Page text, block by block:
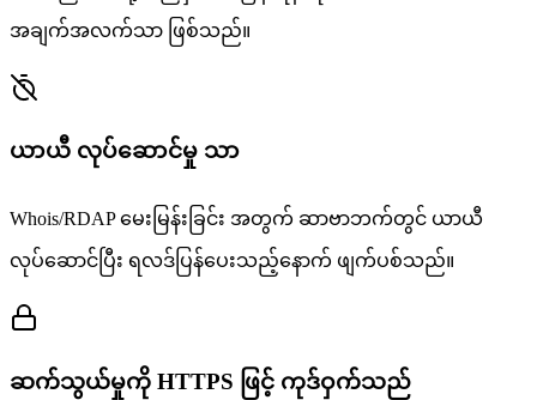
အချက်အလက်သာ ဖြစ်သည်။
ယာယီ လုပ်ဆောင်မှု သာ
Whois/RDAP မေးမြန်းခြင်း အတွက် ဆာဗာဘက်တွင် ယာယီ
လုပ်ဆောင်ပြီး ရလဒ်ပြန်ပေးသည့်နောက် ဖျက်ပစ်သည်။
ဆက်သွယ်မှုကို HTTPS ဖြင့် ကုဒ်ဝှက်သည်